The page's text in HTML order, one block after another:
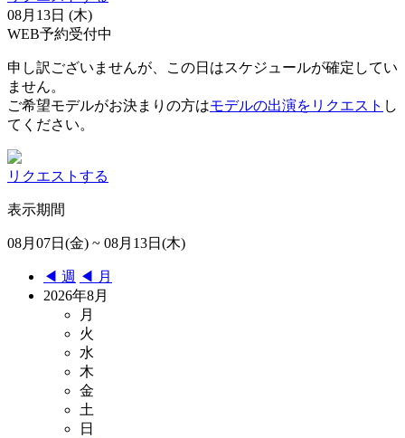
08月13日 (木)
WEB予約受付中
申し訳ございませんが、この日はスケジュールが確定してい
ません。
ご希望モデルがお決まりの方はモデルの出演をリクエスト し
てください。
リクエストする
表示期間
08月07日(金) ~ 08月13日(木)
◀︎ 週 ◀︎ 月
2026年8月
月
火
水
木
金
土
日